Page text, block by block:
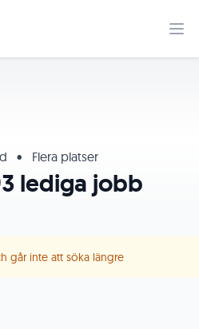
• Flera platser
lediga jobb
går inte att söka längre